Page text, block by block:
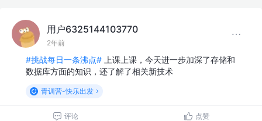
用户6325144103770
2年前
#挑战每日一条沸点# 上课上课，今天进一步加深了存储和
数据库方面的知识，还了解了相关新技术
青训营-快乐出发
评论 点赞